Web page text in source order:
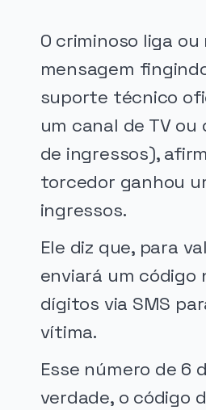
O criminoso liga ou
mensagem
suporte técnico
um canal de TV
de ingressos),
torcedor ganhou
ingressos.
Ele diz que, para
enviará um código
dígitos via SMS
vítima.
Esse número de 6
verdade, o código